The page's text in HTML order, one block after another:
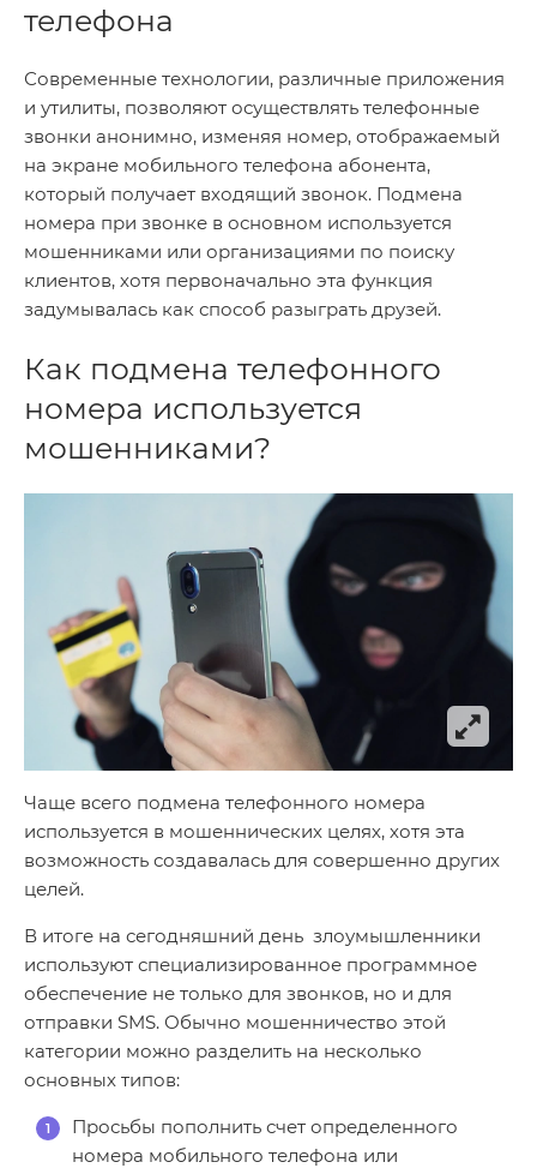
телефона
Современные технологии, различные приложения
и утилиты, позволяют осуществлять телефонные
звонки анонимно, изменяя номер, отображаемый
на экране мобильного телефона абонента,
который получает входящий звонок. Подмена
номера при звонке в основном используется
мошенниками или организациями по поиску
клиентов, хотя первоначально эта функция
задумывалась как способ разыграть друзей.
Как подмена телефонного
номера используется
мошенниками?
Чаще всего подмена телефонного номера
используется в мошеннических целях, хотя эта
возможность создавалась для совершенно других
целей.
В итоге на сегодняшний день злоумышленники
используют специализированное программное
обеспечение не только для звонков, но и для
отправки SMS. Обычно мошенничество этой
категории можно разделить на несколько
основных типов:
Просьбы пополнить счет определенного
номера мобильного телефона или